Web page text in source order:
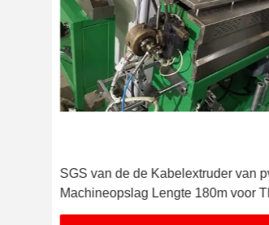
SGS van de de Kabelextruder van
Machineopslag Lengte 180m voor